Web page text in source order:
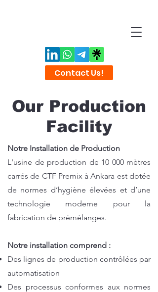
Contact Us!
Our Production
Facility
Notre Installation de Production
L'usine de production de 10 000 mètres
carrés de CTF Premix à Ankara est dotée
de normes d’hygiène élevées et d’une
technologie moderne pour la
fabrication de prémélanges.
Notre installation comprend :
Des lignes de production contrôlées par
automatisation
Des processus conformes aux normes